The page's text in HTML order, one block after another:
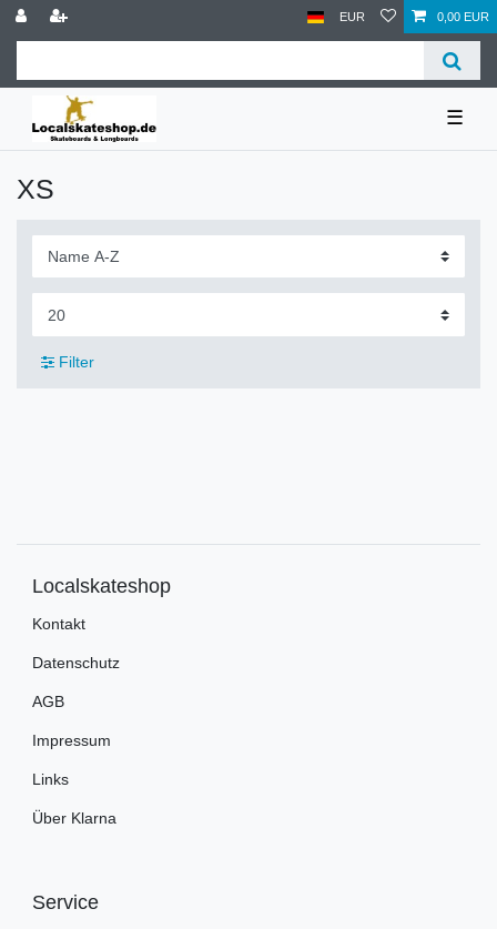
EUR 0,00 EUR
☰
XS
Filter
Localskateshop
Kontakt
Datenschutz
AGB
Impressum
Links
Über Klarna
Service